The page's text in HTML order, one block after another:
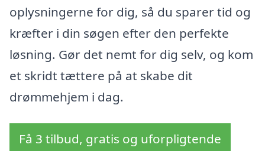
oplysningerne for dig, så du sparer tid og
kræfter i din søgen efter den perfekte
løsning. Gør det nemt for dig selv, og kom
et skridt tættere på at skabe dit
drømmehjem i dag.
Få 3 tilbud, gratis og uforpligtende